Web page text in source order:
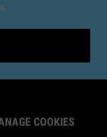
.
COOKIES